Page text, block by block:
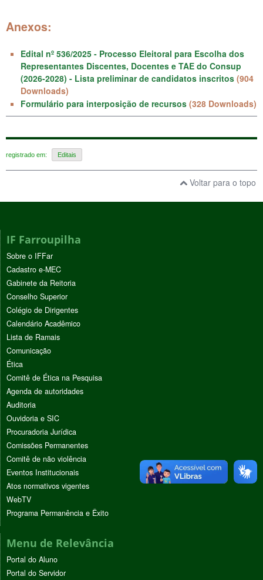
Anexos:
Edital nº 536/2025 - Processo Eleitoral para Escolha dos
Representantes Discentes, Docentes e TAE do Consup
(2026-2028) - Lista preliminar de candidatos inscritos (904
Downloads)
Formulário para interposição de recursos (328 Downloads)
registrado em: Editais
Voltar para o topo
IF Farroupilha
Sobre o IFFar
Cadastro e-MEC
Gabinete da Reitoria
Conselho Superior
Colégio de Dirigentes
Calendário Acadêmico
Lista de Ramais
Comunicação
Ética
Comitê de Ética na Pesquisa
Agenda de autoridades
Auditoria
Ouvidoria e SIC
Procuradoria Jurídica
Comissões Permanentes
Comitê de não violência
Eventos Institucionais
Atos normativos vigentes
WebTV
Programa Permanência e Êxito
Menu de Relevância
Portal do Aluno
Portal do Servidor